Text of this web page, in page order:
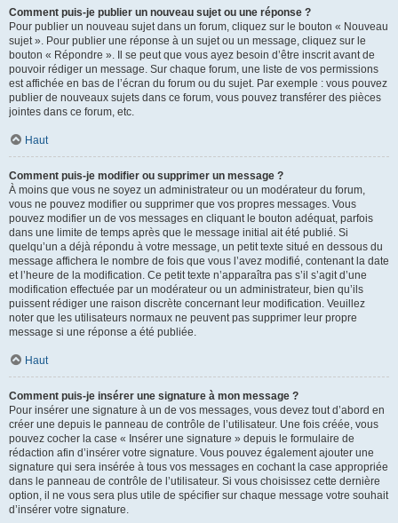
Comment puis-je publier un nouveau sujet ou une réponse ?
Pour publier un nouveau sujet dans un forum, cliquez sur le bouton « Nouveau
sujet ». Pour publier une réponse à un sujet ou un message, cliquez sur le
bouton « Répondre ». Il se peut que vous ayez besoin d’être inscrit avant de
pouvoir rédiger un message. Sur chaque forum, une liste de vos permissions
est affichée en bas de l’écran du forum ou du sujet. Par exemple : vous pouvez
publier de nouveaux sujets dans ce forum, vous pouvez transférer des pièces
jointes dans ce forum, etc.
Haut
Comment puis-je modifier ou supprimer un message ?
À moins que vous ne soyez un administrateur ou un modérateur du forum,
vous ne pouvez modifier ou supprimer que vos propres messages. Vous
pouvez modifier un de vos messages en cliquant le bouton adéquat, parfois
dans une limite de temps après que le message initial ait été publié. Si
quelqu’un a déjà répondu à votre message, un petit texte situé en dessous du
message affichera le nombre de fois que vous l’avez modifié, contenant la date
et l’heure de la modification. Ce petit texte n’apparaîtra pas s’il s’agit d’une
modification effectuée par un modérateur ou un administrateur, bien qu’ils
puissent rédiger une raison discrète concernant leur modification. Veuillez
noter que les utilisateurs normaux ne peuvent pas supprimer leur propre
message si une réponse a été publiée.
Haut
Comment puis-je insérer une signature à mon message ?
Pour insérer une signature à un de vos messages, vous devez tout d’abord en
créer une depuis le panneau de contrôle de l’utilisateur. Une fois créée, vous
pouvez cocher la case « Insérer une signature » depuis le formulaire de
rédaction afin d’insérer votre signature. Vous pouvez également ajouter une
signature qui sera insérée à tous vos messages en cochant la case appropriée
dans le panneau de contrôle de l’utilisateur. Si vous choisissez cette dernière
option, il ne vous sera plus utile de spécifier sur chaque message votre souhait
d’insérer votre signature.